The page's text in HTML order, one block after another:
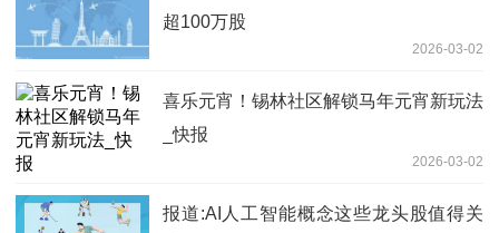
超100万股
2026-03-02
喜乐元宵！锡林社区解锁马年元宵新玩法
_快报
2026-03-02
报道:AI人工智能概念这些龙头股值得关